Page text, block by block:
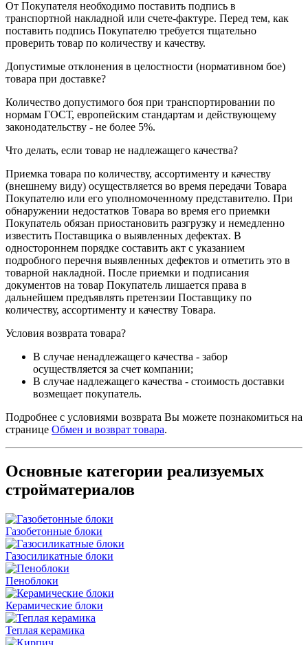
От Покупателя необходимо поставить подпись в
транспортной накладной или счете-фактуре. Перед тем, как
поставить подпись Покупателю требуется тщательно
проверить товар по количеству и качеству.
Допустимые отклонения в целостности (нормативном бое)
товара при доставке?
Количество допустимого боя при транспортировании по
нормам ГОСТ, европейским стандартам и действующему
законодательству - не более 5%.
Что делать, если товар не надлежащего качества?
Приемка товара по количеству, ассортименту и качеству
(внешнему виду) осуществляется во время передачи Товара
Покупателю или его уполномоченному представителю. При
обнаружении недостатков Товара во время его приемки
Покупатель обязан приостановить разгрузку и немедленно
известить Поставщика о выявленных дефектах. В
одностороннем порядке составить акт с указанием
подробного перечня выявленных дефектов и отметить это в
товарной накладной. После приемки и подписания
документов на товар Покупатель лишается права в
дальнейшем предъявлять претензии Поставщику по
количеству, ассортименту и качеству Товара.
Условия возврата товара?
В случае ненадлежащего качества - забор
осуществляется за счет компании;
В случае надлежащего качества - стоимость доставки
возмещает покупатель.
Подробнее с условиями возврата Вы можете познакомиться на
странице Обмен и возврат товара.
Основные категории реализуемых
стройматериалов
Газобетонные блоки
Газосиликатные блоки
Пеноблоки
Керамические блоки
Теплая керамика